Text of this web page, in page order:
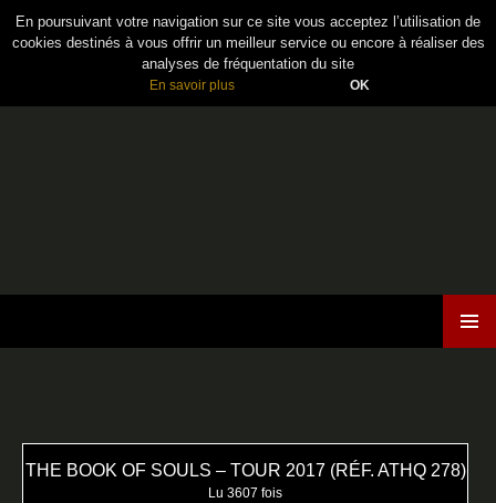
En poursuivant votre navigation sur ce site vous acceptez l’utilisation de
cookies destinés à vous offrir un meilleur service ou encore à réaliser des
analyses de fréquentation du site
En savoir plus OK
THE BOOK OF SOULS – TOUR 2017 (RÉF. ATHQ 278)
Lu 3607 fois